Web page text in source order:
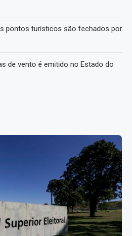
pontos turísticos são fechados por
de vento é emitido no Estado do